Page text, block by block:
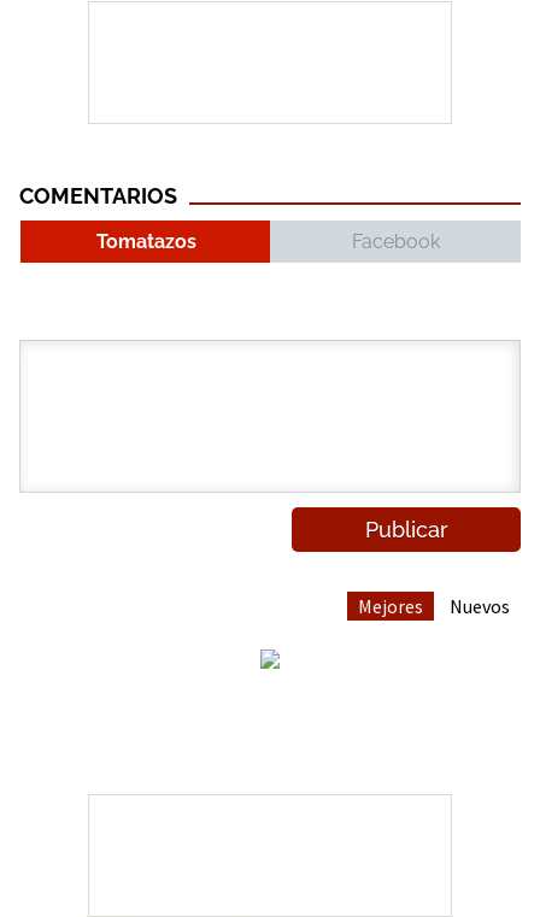
COMENTARIOS
Tomatazos Facebook
Mejores Nuevos